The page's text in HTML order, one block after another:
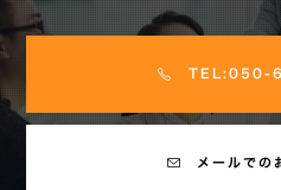
TEL:050-
メールでの